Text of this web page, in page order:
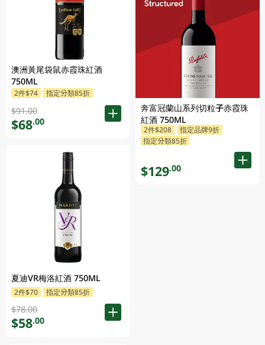
澳洲黃尾袋鼠赤霞珠紅酒
750ML
2件$74 指定分類85折
$91.00
$68.00
夏迪VR梅洛紅酒 750ML
2件$70 指定分類85折
$78.00
$58.00
奔富冠蘭山系列切粒子赤霞珠
紅酒 750ML
2件$208
指定品牌9折
指定分類85折
$129.00